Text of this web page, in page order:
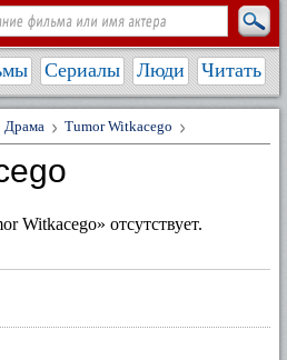
Сериалы Люди Читать
Драма Tumor Witkacego
Witkacego» отсутствует.